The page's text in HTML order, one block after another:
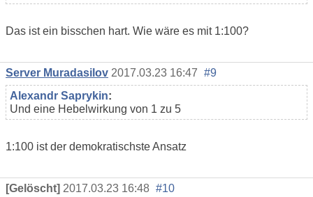
Das ist ein bisschen hart. Wie wäre es mit 1:100?
Server Muradasilov 2017.03.23 16:47 #9
Alexandr Saprykin:
Und eine Hebelwirkung von 1 zu 5
1:100 ist der demokratischste Ansatz
[Gelöscht] 2017.03.23 16:48 #10